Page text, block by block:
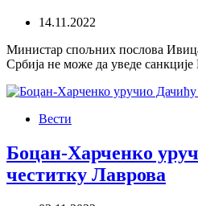
14.11.2022
Министар спољних послова Ивица
Србија не може да уведе
Вести
Боцан-Харченко
честитку Лаврова